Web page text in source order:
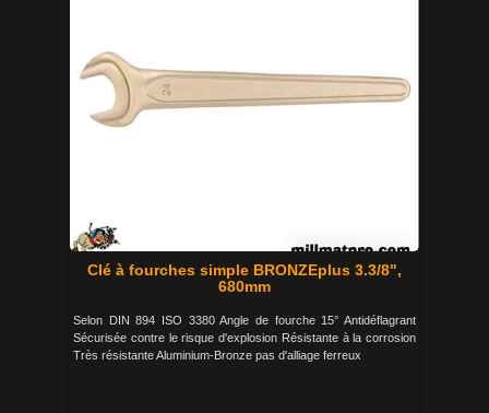
Clé à fourches simple BRONZEplus 3.3/8",
680mm
Selon DIN 894 ISO 3380 Angle de fourche 15° Antidéflagrant
Sécurisée contre le risque d'explosion Résistante à la corrosion
Très résistante Aluminium-Bronze pas d'alliage ferreux